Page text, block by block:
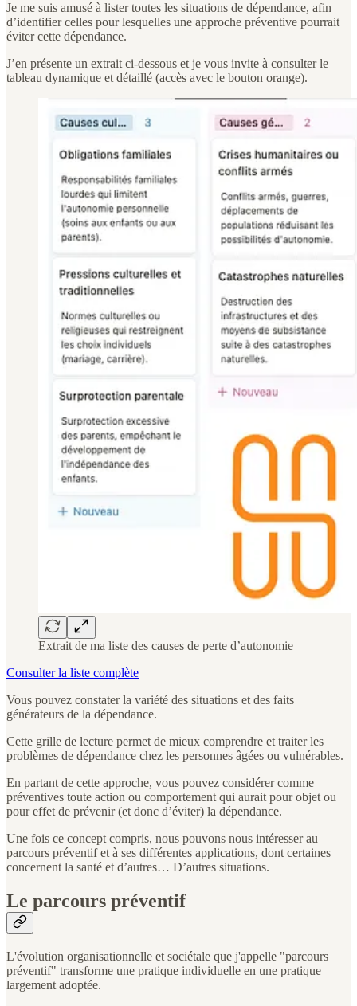
Je me suis amusé à lister toutes les situations de dépendance, afin
d’identifier celles pour lesquelles une approche préventive pourrait
éviter cette dépendance.
J’en présente un extrait ci-dessous et je vous invite à consulter le
tableau dynamique et détaillé (accès avec le bouton orange).
Extrait de ma liste des causes de perte d’autonomie
Consulter la liste complète
Vous pouvez constater la variété des situations et des faits
générateurs de la dépendance.
Cette grille de lecture permet de mieux comprendre et traiter les
problèmes de dépendance chez les personnes âgées ou vulnérables.
En partant de cette approche, vous pouvez considérer comme
préventives toute action ou comportement qui aurait pour objet ou
pour effet de prévenir (et donc d’éviter) la dépendance.
Une fois ce concept compris, nous pouvons nous intéresser au
parcours préventif et à ses différentes applications, dont certaines
concernent la santé et d’autres… D’autres situations.
Le parcours préventif
L'évolution organisationnelle et sociétale que j'appelle "parcours
préventif" transforme une pratique individuelle en une pratique
largement adoptée.